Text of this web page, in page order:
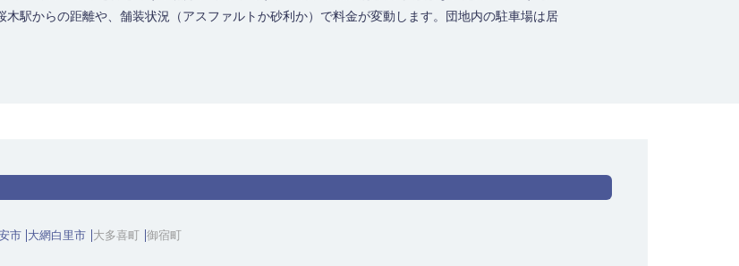
駅からの距離や、舗装状況（アスファルトか砂利か）で料金が変動します。団地内の駐車場は居
市 大網白里市 大多喜町 御宿町